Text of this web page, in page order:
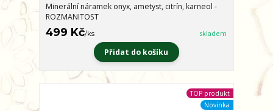
Minerální náramek onyx, ametyst, citrín, karneol -
ROZMANITOST
499 Kč/ks skladem
Přidat do košíku
TOP produkt
Novinka